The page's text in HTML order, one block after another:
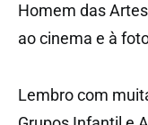
Homem das
ao cinema e à
Lembro com